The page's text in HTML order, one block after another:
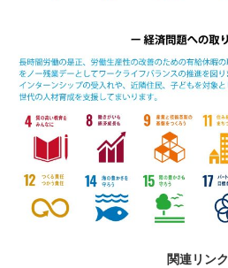
関連リンク